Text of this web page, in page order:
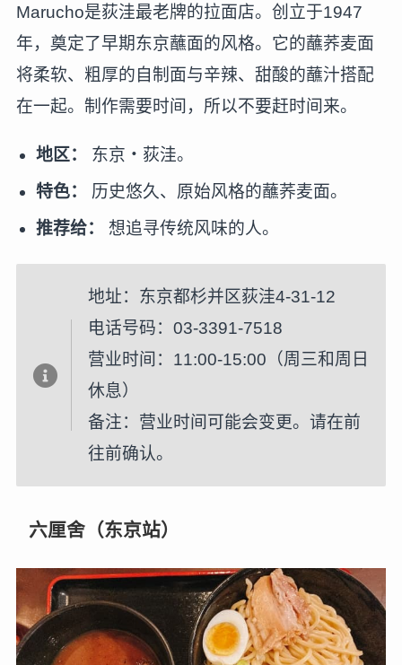
Marucho是荻洼最老牌的拉面店。创立于1947
年，奠定了早期东京蘸面的风格。它的蘸荞麦面
将柔软、粗厚的自制面与辛辣、甜酸的蘸汁搭配
在一起。制作需要时间，所以不要赶时间来。
地区：
东京・荻洼。
特色：
历史悠久、原始风格的蘸荞麦面。
推荐给：
想追寻传统风味的人。
地址：东京都杉并区荻洼4-31-12
电话号码：03-3391-7518
营业时间：11:00-15:00（周三和周日
休息）
备注：营业时间可能会变更。请在前
往前确认。
六厘舍（东京站）